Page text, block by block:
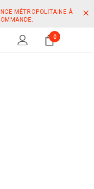
MÉTROPOLITAINE À
0